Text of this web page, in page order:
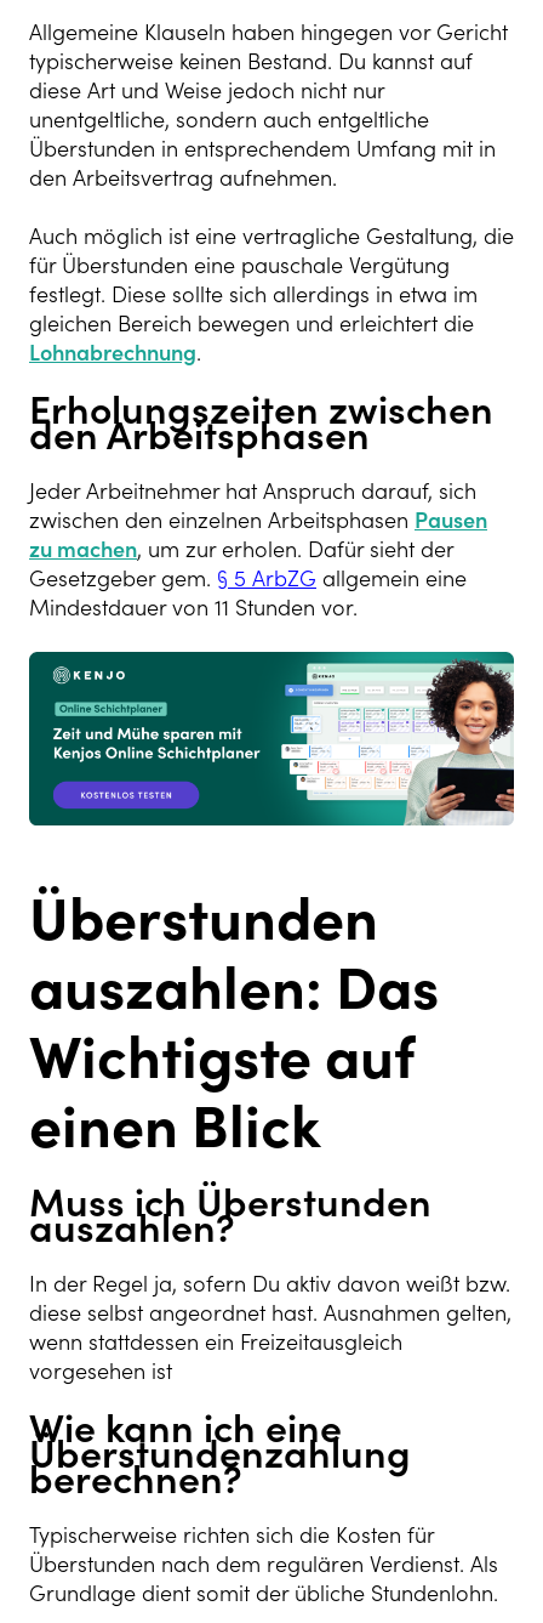
Allgemeine Klauseln haben hingegen vor Gericht
typischerweise keinen Bestand. Du kannst auf
diese Art und Weise jedoch nicht nur
unentgeltliche, sondern auch entgeltliche
Überstunden in entsprechendem Umfang mit in
den Arbeitsvertrag aufnehmen.
Auch möglich ist eine vertragliche Gestaltung, die
für Überstunden eine pauschale Vergütung
festlegt. Diese sollte sich allerdings in etwa im
gleichen Bereich bewegen und erleichtert die
Lohnabrechnung.
Erholungszeiten zwischen
den Arbeitsphasen
Jeder Arbeitnehmer hat Anspruch darauf, sich
zwischen den einzelnen Arbeitsphasen Pausen
zu machen, um zur erholen. Dafür sieht der
Gesetzgeber gem. § 5 ArbZG allgemein eine
Mindestdauer von 11 Stunden vor.
Überstunden
auszahlen: Das
Wichtigste auf
einen Blick
Muss ich Überstunden
auszahlen?
In der Regel ja, sofern Du aktiv davon weißt bzw.
diese selbst angeordnet hast. Ausnahmen gelten,
wenn stattdessen ein Freizeitausgleich
vorgesehen ist
Wie kann ich eine
Überstundenzahlung
berechnen?
Typischerweise richten sich die Kosten für
Überstunden nach dem regulären Verdienst. Als
Grundlage dient somit der übliche Stundenlohn.